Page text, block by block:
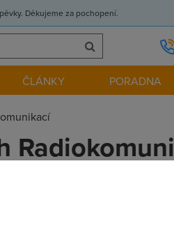
Děkujeme za pochopení.
ČLÁNKY PORADNA
bude 4MBit ale co FUP???